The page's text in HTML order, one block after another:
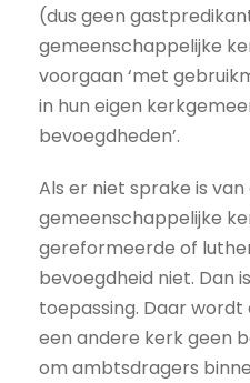
(dus geen
gemeenschappelijke
voorgaan ‘met
in hun eigen
bevoegdheden’.
Als er niet sprake is van
gemeenschappelijke
gereformeerde of
bevoegdheid niet. Dan
toepassing. Daar
een andere kerk geen
om ambtsdragers